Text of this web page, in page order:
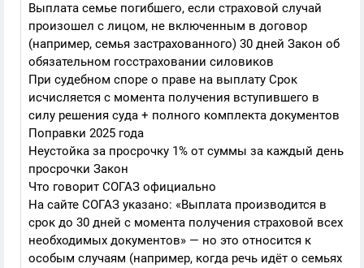
Выплата семье погибшего, если страховой случай
произошел с лицом, не включенным в договор
(например, семья застрахованного) 30 дней Закон об
обязательном госстраховании силовиков
При судебном споре о праве на выплату Срок
исчисляется с момента получения вступившего в
силу решения суда + полного комплекта документов
Поправки 2025 года
Неустойка за просрочку 1% от суммы за каждый день
просрочки Закон
Что говорит СОГАЗ официально
На сайте СОГАЗ указано: «Выплата производится в
срок до 30 дней с момента получения страховой всех
необходимых документов» — но это относится к
особым случаям (например, когда речь идёт о семьях